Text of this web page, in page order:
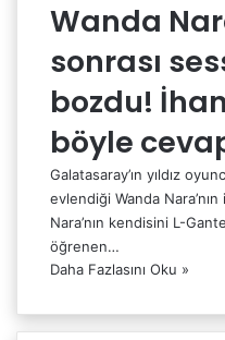
Wanda
sonrası
bozdu!
böyle
Galatasaray’ın yıldız
evlendiği Wanda Nara’nın
Nara’nın kendisini L-
öğrenen…
Daha Fazlasını Oku »